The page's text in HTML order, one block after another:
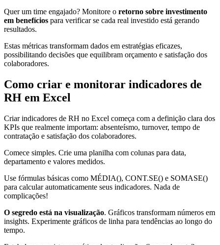
Quer um time engajado? Monitore o retorno sobre investimento
em benefícios para verificar se cada real investido está gerando
resultados.
Estas métricas transformam dados em estratégias eficazes,
possibilitando decisões que equilibram orçamento e satisfação dos
colaboradores.
Como criar e monitorar indicadores de
RH em Excel
Criar indicadores de RH no Excel começa com a definição clara dos
KPIs que realmente importam: absenteísmo, turnover, tempo de
contratação e satisfação dos colaboradores.
Comece simples. Crie uma planilha com colunas para data,
departamento e valores medidos.
Use fórmulas básicas como MÉDIA(), CONT.SE() e SOMASE()
para calcular automaticamente seus indicadores. Nada de
complicações!
O segredo está na visualização. Gráficos transformam números em
insights. Experimente gráficos de linha para tendências ao longo do
tempo.